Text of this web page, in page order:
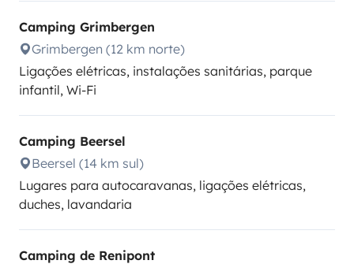
Camping Grimbergen
Grimbergen (12 km norte)
Ligações elétricas, instalações sanitárias, parque
infantil, Wi-Fi
Camping Beersel
Beersel (14 km sul)
Lugares para autocaravanas, ligações elétricas,
duches, lavandaria
Camping de Renipont